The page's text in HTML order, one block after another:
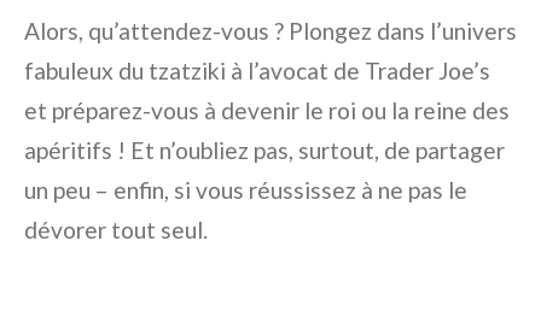
Alors, qu’attendez-vous ? Plongez dans l’univers
fabuleux du tzatziki à l’avocat de Trader Joe’s
et préparez-vous à devenir le roi ou la reine des
apéritifs ! Et n’oubliez pas, surtout, de partager
un peu – enfin, si vous réussissez à ne pas le
dévorer tout seul.